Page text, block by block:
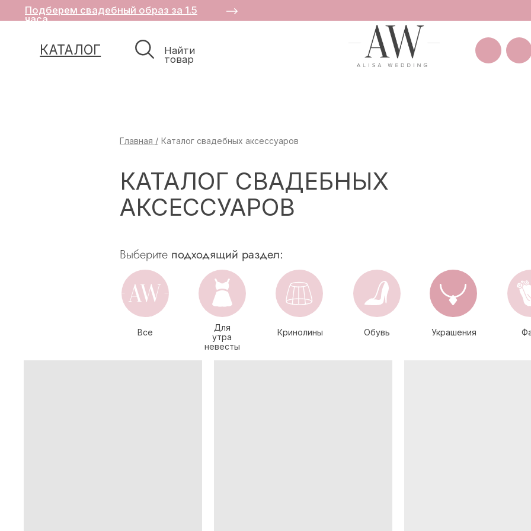
товар
Санкт-Петербург
Большая Пушкарская 11
Подберем свадебный образ за 1.5
часа
КАТАЛОГ СВАДЕБНЫХ
АКСЕССУАРОВ
Главная / Каталог свадебных аксессуаров
Выберите подходящий раздел:
Кринолины Обувь Украшения
Для
утра
невесты
Все